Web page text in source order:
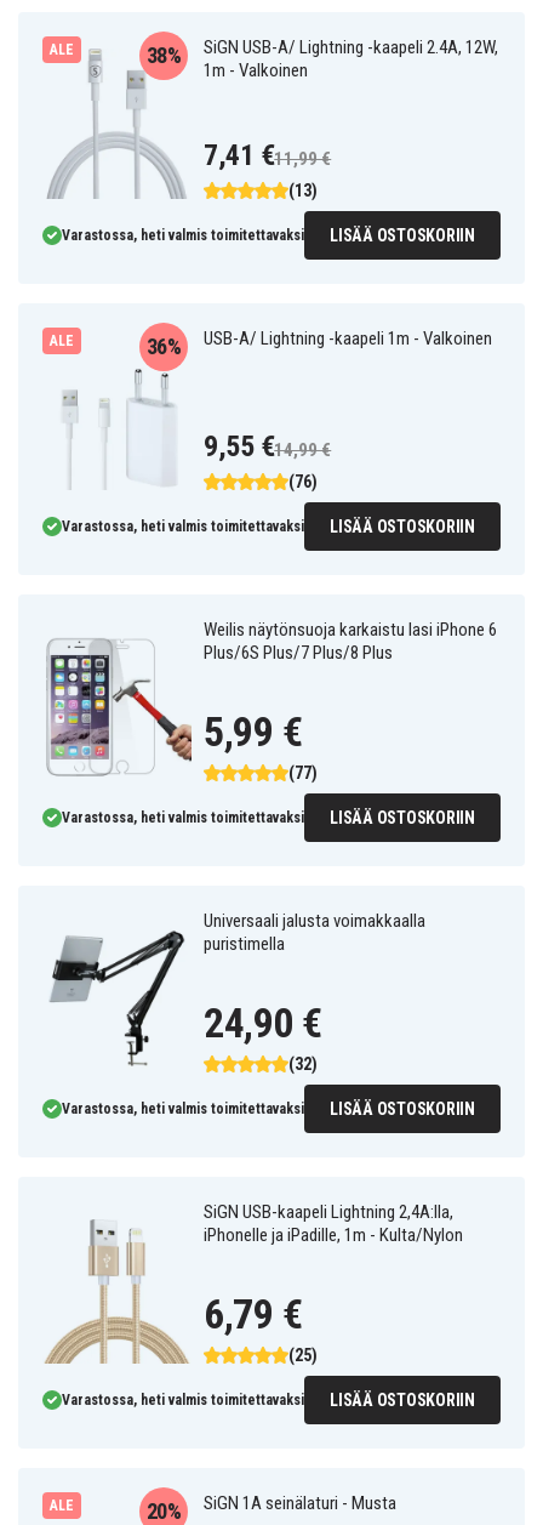
ALE
SiGN USB-A/ Lightning -kaapeli 2.4A, 12W,
1m - Valkoinen
(13)
38%
7,41 €11,99 €
Varastossa, heti valmis toimitettavaksi LISÄÄ OSTOSKORIIN
ALE USB-A/ Lightning -kaapeli 1m - Valkoinen
(76)
36%
9,55 €14,99 €
Varastossa, heti valmis toimitettavaksi LISÄÄ OSTOSKORIIN
Weilis näytönsuoja karkaistu lasi iPhone 6
Plus/6S Plus/7 Plus/8 Plus
(77)
5,99 €
Varastossa, heti valmis toimitettavaksi LISÄÄ OSTOSKORIIN
Universaali jalusta voimakkaalla
puristimella
(32)
24,90 €
Varastossa, heti valmis toimitettavaksi LISÄÄ OSTOSKORIIN
SiGN USB-kaapeli Lightning 2,4A:lla,
iPhonelle ja iPadille, 1m - Kulta/Nylon
(25)
6,79 €
Varastossa, heti valmis toimitettavaksi LISÄÄ OSTOSKORIIN
ALE SiGN 1A seinälaturi - Musta
20%